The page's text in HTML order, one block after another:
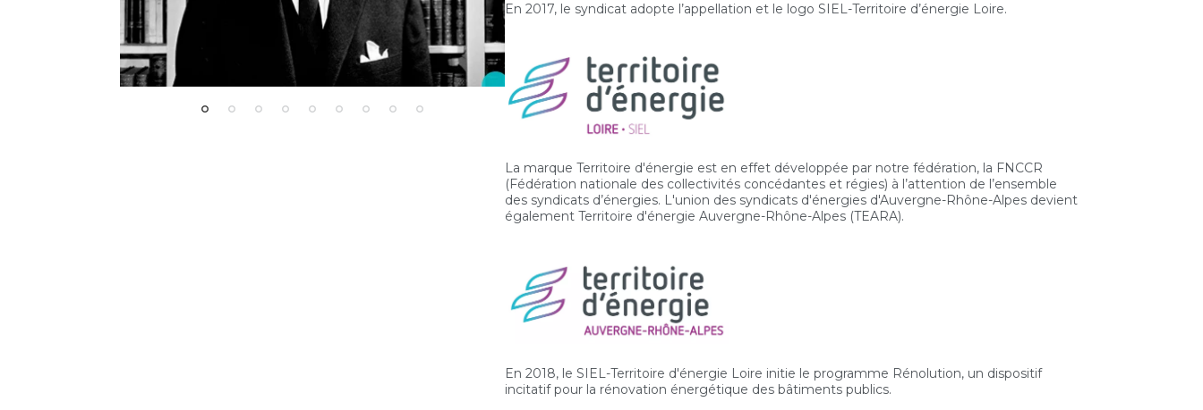
En 2017, le syndicat adopte l’appellation et le logo SIEL-Territoire d’énergie Loire.
La marque Territoire d'énergie est en effet développée par notre fédération, la FNCCR
(Fédération nationale des collectivités concédantes et régies) à l’attention de l’ensemble
des syndicats d’énergies. L'union des syndicats d'énergies d'Auvergne-Rhône-Alpes devient
également Territoire d'énergie Auvergne-Rhône-Alpes (TEARA).
En 2018, le SIEL-Territoire d'énergie Loire initie le programme Rénolution, un dispositif
incitatif pour la rénovation énergétique des bâtiments publics.